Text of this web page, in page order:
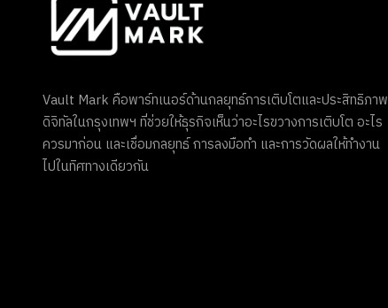
Vault Mark คือพาร์ทเนอร์ด้านกลยุทธ์การเติบโตและประสิทธิภาพ
ดิจิทัลในกรุงเทพฯ ที่ช่วยให้ธุรกิจเห็นว่าอะไรขวางการเติบโต อะไร
ควรมาก่อน และเชื่อมกลยุทธ์ การลงมือทำ และการวัดผลให้ทำงาน
ไปในทิศทางเดียวกัน